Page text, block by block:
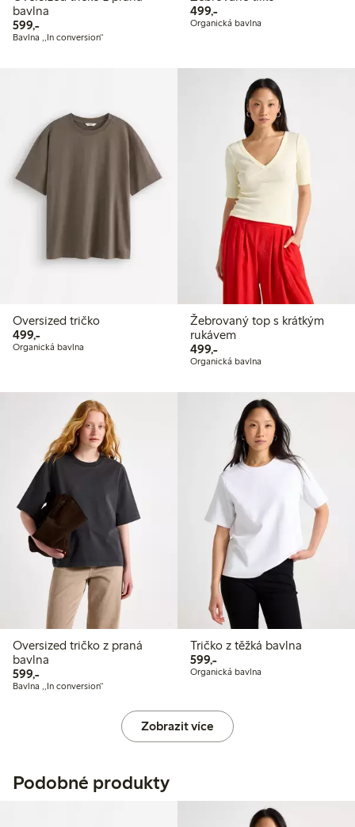
bavlna
599,-599,00 Kč
Bavlna ,,In conversion“
499,-499,00 Kč
Organická bavlna
Oversized tričko
499,-499,00 Kč
Organická bavlna
Žebrovaný top s krátkým
rukávem
499,-499,00 Kč
Organická bavlna
Oversized tričko z praná
bavlna
599,-599,00 Kč
Bavlna ,,In conversion“
Tričko z těžká bavlna
599,-599,00 Kč
Organická bavlna
Zobrazit více
Podobné produkty